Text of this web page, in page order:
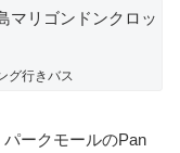
グ行きバス
ークモールのPan